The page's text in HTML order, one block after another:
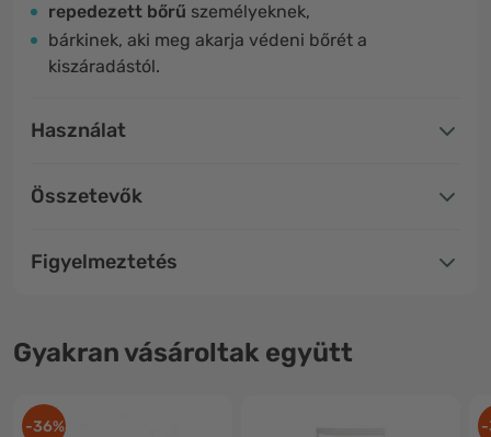
repedezett bőrű személyeknek,
bárkinek, aki meg akarja védeni bőrét a
kiszáradástól.
Használat
Összetevők
Figyelmeztetés
Gyakran vásároltak együtt
-36% -